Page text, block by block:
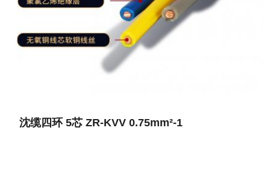
沈缆四环 5芯 ZR-KVV 0.75mm²-1